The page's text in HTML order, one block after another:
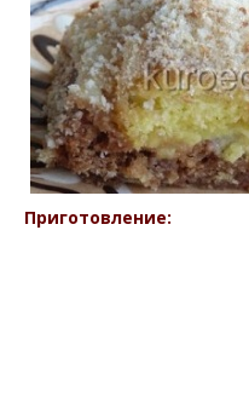
Приготовление: